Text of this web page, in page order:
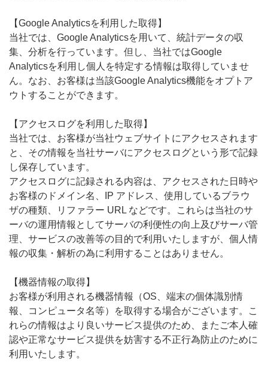
【Google Analyticsを利用した取得】
当社では、Google Analyticsを用いて、統計データの収
集、分析を行っています。但し、当社ではGoogle
Analyticsを利用し個人を特定する情報は取得していませ
ん。なお、お客様は当該Google Analytics機能をオプトア
ウトすることができます。
【アクセスログを利用した取得】
当社では、お客様が当社ウェブサイトにアクセスされます
と、その情報を当社サーバにアクセスログという形で記録
し保存しています。
アクセスログに記録される内容は、アクセスされた日時や
お客様のドメイン名、IP アドレス、使用しているブラウ
ザの種類、リファラー URL などです。これらは当社のサ
ーバの運用情報としてサーバの利便性の向上及びサーバ管
理、サービスの改善等の目的で利用いたしますが、個人情
報の収集・解析の為に利用することはありません。
【機器情報の取得】
お客様が利用される機器情報（OS、端末の個体識別情
報、コンピュータ名等）を取得する場合がございます。こ
れらの情報はより良いサービス提供のため、またご本人確
認や正常なサービス提供を妨害する不正行為防止のために
利用いたします。